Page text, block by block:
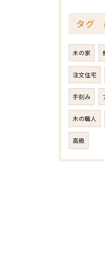
タグ
木の家
注文住宅
手刻み
木の職人
高級